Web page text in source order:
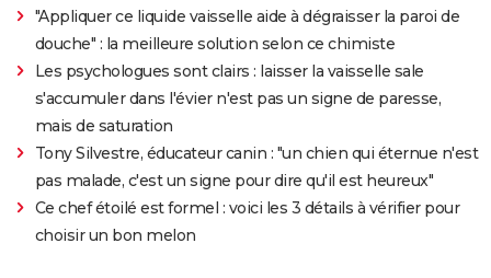
"Appliquer ce liquide vaisselle aide à dégraisser la paroi de
douche" : la meilleure solution selon ce chimiste
Les psychologues sont clairs : laisser la vaisselle sale
s'accumuler dans l'évier n'est pas un signe de paresse,
mais de saturation
Tony Silvestre, éducateur canin : "un chien qui éternue n'est
pas malade, c'est un signe pour dire qu'il est heureux"
Ce chef étoilé est formel : voici les 3 détails à vérifier pour
choisir un bon melon